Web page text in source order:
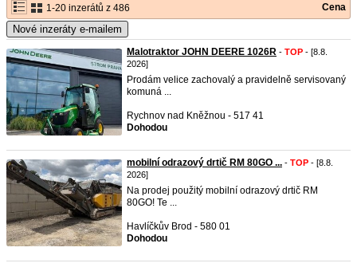
1-20 inzerátů z 486 Cena
Nové inzeráty e-mailem
Malotraktor JOHN DEERE 1026R - TOP - [8.8.
2026]
Prodám velice zachovalý a pravidelně servisovaný
komuná ...
Rychnov nad Kněžnou - 517 41
Dohodou
mobilní odrazový drtič RM 80GO ... - TOP - [8.8.
2026]
Na prodej použitý mobilní odrazový drtič RM
80GO! Te ...
Havlíčkův Brod - 580 01
Dohodou